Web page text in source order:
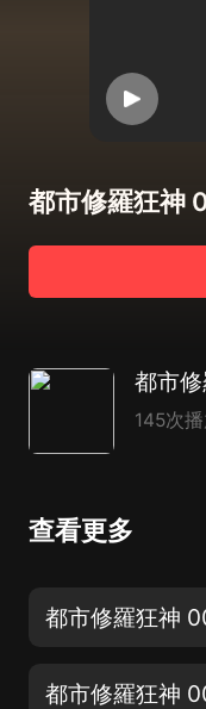
都市修羅狂神
都市
145次
查看更多
都市修羅狂神